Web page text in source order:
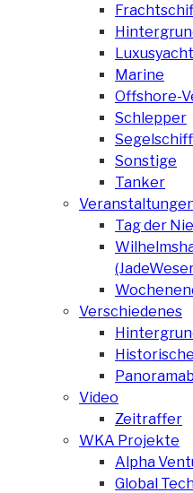
Luxusyacht
Marine
Offshore-
Schlepper
Segelschiff
Sonstige
Tanker
Tag der
Verschiedenes
Video
Zeitraffer
WKA Projekte
Alpha
Global